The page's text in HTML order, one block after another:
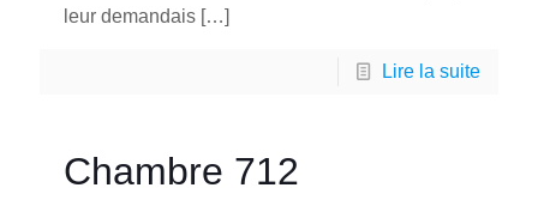
leur demandais […]
Lire la suite
Chambre 712